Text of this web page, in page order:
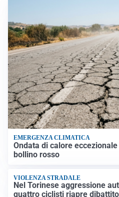
EMERGENZA CLIMATICA
Ondata di calore
bollino rosso
VIOLENZA STRADALE
Nel Torinese aggressione
quattro ciclisti riapre